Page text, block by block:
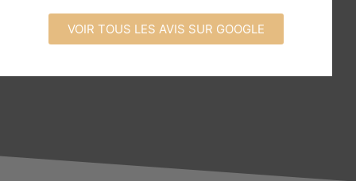
VOIR TOUS LES AVIS SUR GOOGLE